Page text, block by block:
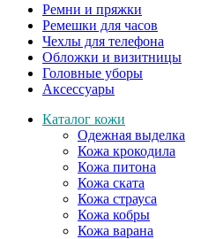
Ремни и пряжки
Ремешки для часов
Чехлы для телефона
Обложки и визитницы
Головные уборы
Аксессуары
Каталог кожи
Одежная выделка
Кожа крокодила
Кожа питона
Кожа ската
Кожа страуса
Кожа кобры
Кожа варана